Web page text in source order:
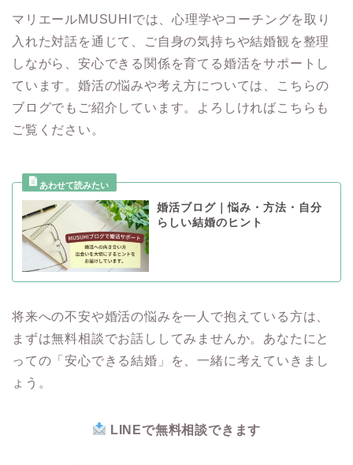
マリエールMUSUHIでは、心理学やコーチングを取り
入れた対話を通じて、ご自身の気持ちや結婚観を整理
しながら、安心できる関係を育てる婚活をサポートし
ています。婚活の悩みや考え方については、こちらの
ブログでもご紹介しています。よろしければこちらも
ご覧ください。
婚活ブログ｜悩み・方法・自分
らしい結婚のヒント
将来への不安や婚活の悩みを一人で抱えている方は、
まずは無料相談でお話ししてみませんか。あなたにと
っての「安心できる結婚」を、一緒に考えていきまし
ょう。
LINEで無料相談できます